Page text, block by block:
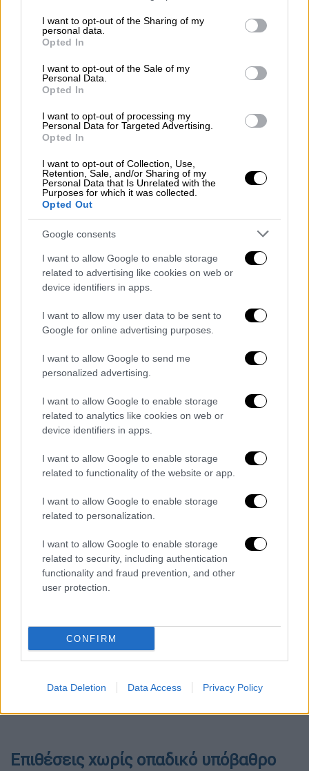
not limited to your visit or usage behaviour. You may click to
grant or deny consent to Google and its third-party tags to
use your data for below specified purposes in below Google
consent section.
I want to opt-out of the Sharing of my
personal data.
Opted In
I want to opt-out of the Sale of my
Personal Data.
Opted In
I want to opt-out of processing my
Personal Data for Targeted Advertising.
Opted In
I want to opt-out of Collection, Use,
Retention, Sale, and/or Sharing of my
Personal Data that Is Unrelated with the
Purposes for which it was collected.
Opted Out
Google consents
I want to allow Google to enable storage
related to advertising like cookies on web or
device identifiers in apps.
I want to allow my user data to be sent to
Google for online advertising purposes.
I want to allow Google to send me
personalized advertising.
I want to allow Google to enable storage
related to analytics like cookies on web or
device identifiers in apps.
I want to allow Google to enable storage
related to functionality of the website or app.
I want to allow Google to enable storage
related to personalization.
I want to allow Google to enable storage
related to security, including authentication
functionality and fraud prevention, and other
user protection.
CONFIRM
Data Deletion Data Access Privacy Policy
Η πρώτη ομάδα, που
αποτελούνταν από 11
–με 4 εξ αυτών σε ηγετικό ρόλο– είχε
ως κύριο στόχο τις οργανωμένες επιθέσεις
σε βάρος οπαδών αντίπαλων ομάδων. Τα
λειτουργούσε ως άτυπος σύνδεσμος και
σχεδίαζαν επιθέσεις με αφορμή οπαδικές
διαφορές, ενώ συχνά στόχευαν και σε
τοιχογραφίες αντιπάλων ομάδων, τις οποίες
κατέστρεφαν για να επιδείξουν «οπαδική
υπεροχή».
Η δεύτερη εγκληματική οργάνωση
Η δεύτερη ομάδα, με8 μέλη και με
επικεφαλής άτομοπου είχε μακρά εμπλοκή
, είχε δράση
τουλάχιστον από τον Οκτώβριο του 2024.
Ορμητήριά της ήταν κατάστημα του αρχηγού,
τοπική πλατεία και σύνδεσμος στην περιοχή
του Αγίου Δημητρίου. Τα μέλη
παρακολουθούσαν κινήσεις αντίπαλων
συνδέσμων, εκτελούσαν «περιπολίες» και
λάμβαναν μέτρα για να μην εντοπιστούν από
τις αρχές, ενώ φέρονται να είχαν εμπλακεί
και σε παράνομη διακίνηση εισιτηρίων και
Ιδιαίτερη τακτική της οργάνωσης ήταν η
δημιουργία «παγίδων» με γκράφιτι, ώστε να
προσελκύσουν μέληαντίπαλων ομάδων και
να τους επιτεθούν.
Επιθέσεις χωρίς οπαδικό υπόβαθρο